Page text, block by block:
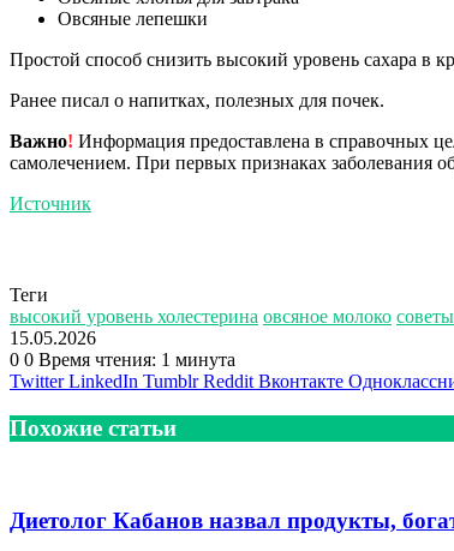
Овсяные лепешки
Простой способ снизить высокий уровень сахара в
Ранее писал о напитках, полезных для почек.
Важно! Информация предоставлена в справочных
самолечением. При первых признаках заболевания
Источник
Теги
высокий уровень холестерина овсяное молоко
15.05.2026
0 0 Время чтения: 1 минута
Twitter LinkedIn Tumblr Reddit Вконтакте
Похожие статьи
Диетолог Кабанов назвал продукты,